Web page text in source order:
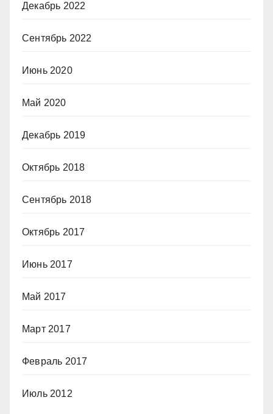
Декабрь 2022
Сентябрь 2022
Июнь 2020
Май 2020
Декабрь 2019
Октябрь 2018
Сентябрь 2018
Октябрь 2017
Июнь 2017
Май 2017
Март 2017
Февраль 2017
Июль 2012